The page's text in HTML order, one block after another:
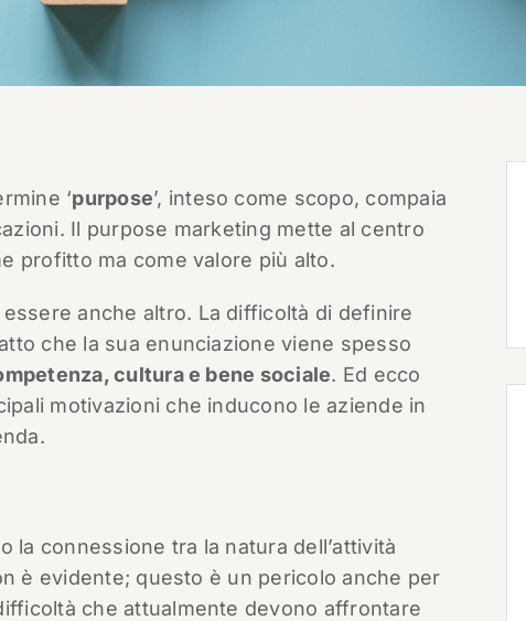
‘purpose’, inteso come scopo, compaia
Il purpose marketing mette al centro
profitto ma come valore più alto.
anche altro. La difficoltà di definire
che la sua enunciazione viene spesso
cultura e bene sociale. Ed ecco
motivazioni che inducono le aziende in
la connessione tra la natura dell’attività
è evidente; questo è un pericolo anche per
che attualmente devono affrontare